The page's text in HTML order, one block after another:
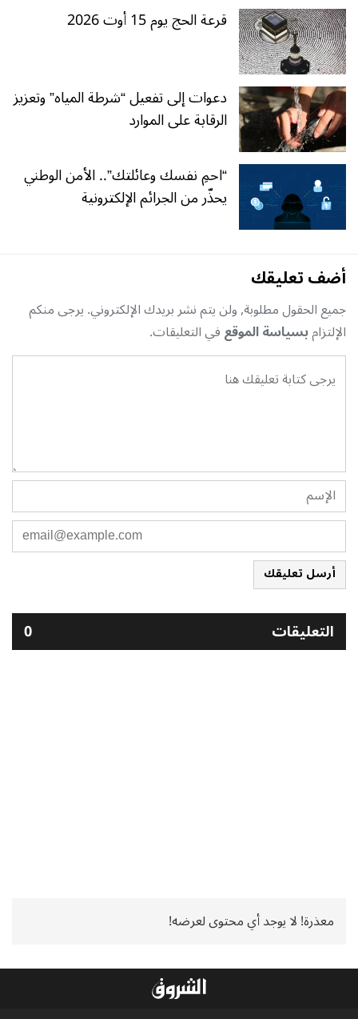
قرعة الحج يوم 15 أوت 2026
دعوات إلى تفعيل “شرطة المياه” وتعزيز
الرقابة على الموارد
“احمِ نفسك وعائلتك”.. الأمن الوطني
يحذّر من الجرائم الإلكترونية
أضف تعليقك
جميع الحقول مطلوبة, ولن يتم نشر بريدك الإلكتروني. يرجى منكم
الإلتزامبسياسة الموقعفي التعليقات.
أرسل تعليقك
التعليقات 0
معذرة! لا يوجد أي محتوى لعرضه!